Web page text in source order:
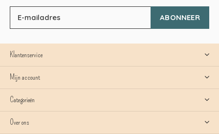
ABONNEER
Klantenservice
Mijn account
Categorieën
Over ons